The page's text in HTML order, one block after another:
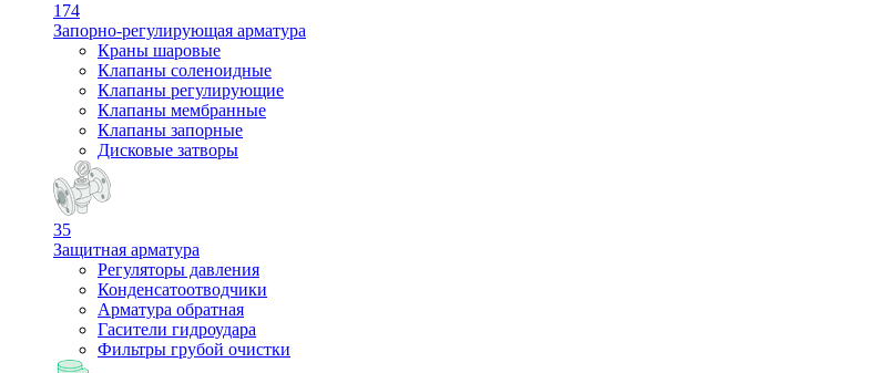
174
Запорно-регулирующая арматура
Краны шаровые
Клапаны соленоидные
Клапаны регулирующие
Клапаны мембранные
Клапаны запорные
Дисковые затворы
35
Защитная арматура
Регуляторы давления
Конденсатоотводчики
Арматура обратная
Гасители гидроудара
Фильтры грубой очистки